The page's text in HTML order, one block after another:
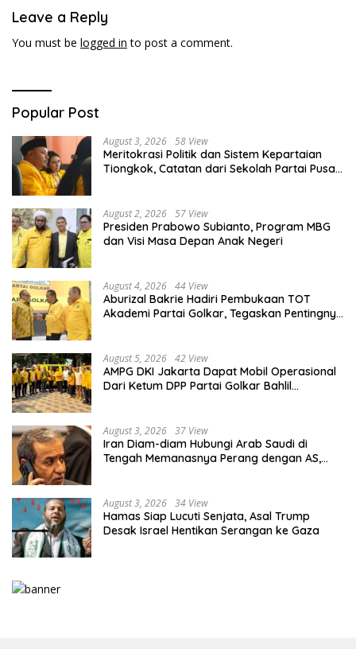
Leave a Reply
You must be logged in to post a comment.
Popular Post
August 3, 2026 58 View
Meritokrasi Politik dan Sistem Kepartaian
Tiongkok, Catatan dari Sekolah Partai Pusat
August 2, 2026 57 View
Presiden Prabowo Subianto, Program MBG
dan Visi Masa Depan Anak Negeri
August 4, 2026 44 View
Aburizal Bakrie Hadiri Pembukaan TOT
Akademi Partai Golkar, Tegaskan Pentingnya
August 5, 2026 42 View
AMPG DKI Jakarta Dapat Mobil Operasional
Dari Ketum DPP Partai Golkar Bahlil
August 3, 2026 37 View
Iran Diam-diam Hubungi Arab Saudi di
Tengah Memanasnya Perang dengan AS,
August 3, 2026 34 View
Hamas Siap Lucuti Senjata, Asal Trump
Desak Israel Hentikan Serangan ke Gaza